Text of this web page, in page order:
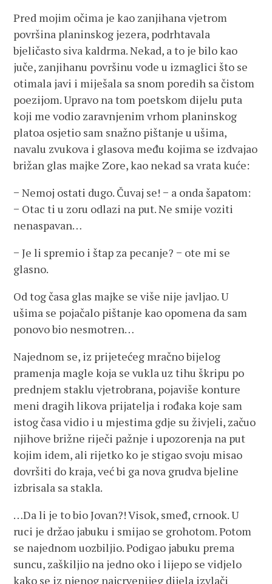
Pred mojim očima je kao zanjihana vjetrom
površina planinskog jezera, podrhtavala
bjeličasto siva kaldrma. Nekad, a to je bilo kao
juče, zanjihanu površinu vode u izmaglici što se
otimala javi i miješala sa snom poredih sa čistom
poezijom. Upravo na tom poetskom dijelu puta
koji me vodio zaravnjenim vrhom planinskog
platoa osjetio sam snažno pištanje u ušima,
navalu zvukova i glasova među kojima se izdvajao
brižan glas majke Zore, kao nekad sa vrata kuće:
− Nemoj ostati dugo. Čuvaj se! − a onda šapatom:
− Otac ti u zoru odlazi na put. Ne smije voziti
nenaspavan…
− Je li spremio i štap za pecanje? − ote mi se
glasno.
Od tog časa glas majke se više nije javljao. U
ušima se pojačalo pištanje kao opomena da sam
ponovo bio nesmotren…
Najednom se, iz prijetećeg mračno bijelog
pramenja magle koja se vukla uz tihu škripu po
prednjem staklu vjetrobrana, pojaviše konture
meni dragih likova prijatelja i rođaka koje sam
istog časa vidio i u mjestima gdje su živjeli, začuo
njihove brižne riječi pažnje i upozorenja na put
kojim idem, ali rijetko ko je stigao svoju misao
dovršiti do kraja, već bi ga nova grudva bjeline
izbrisala sa stakla.
…Da li je to bio Jovan?! Visok, smeđ, crnook. U
ruci je držao jabuku i smijao se grohotom. Potom
se najednom uozbiljio. Podigao jabuku prema
suncu, zaškiljio na jedno oko i lijepo se vidjelo
kako se iz njenog najcrvenijeg dijela izvlači